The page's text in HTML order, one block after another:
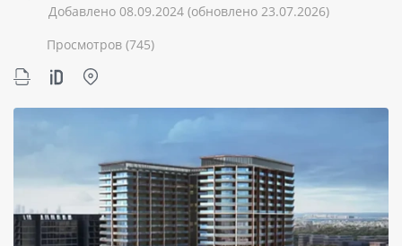
Добавлено 08.09.2024 (обновлено 23.07.2026)
Просмотров (745)